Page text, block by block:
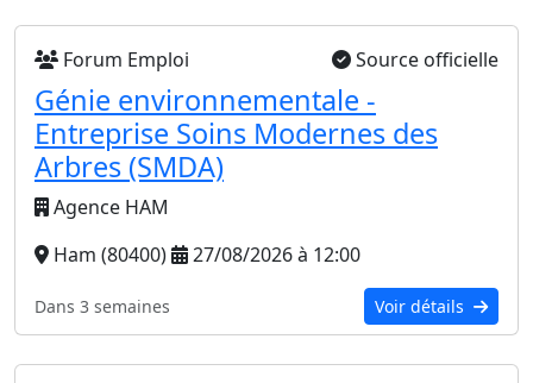
Forum Emploi Source officielle
Génie environnementale -
Entreprise Soins Modernes des
Arbres (SMDA)
Agence HAM
Ham (80400)
27/08/2026 à 12:00
Dans 3 semaines Voir détails